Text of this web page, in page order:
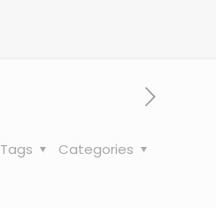
Categories
Tags